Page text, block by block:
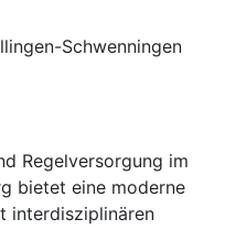
Schwenningen
Regelversorgung im
bietet eine moderne
interdisziplinären